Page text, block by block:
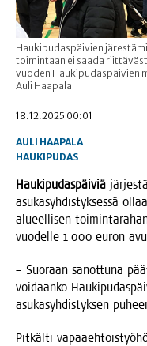
Haukipudaspäivien
toimintaan ei saada
vuoden Haukipudaspäivien
Auli Haapala
18.12.2025 00:01
AULI HAAPALA
HAUKIPUDAS
Hau­ki­pu­das­päi­viä
asu­ka­syh­dis­tyk­ses­sä
alu­eel­li­sen
vuo­del­le 1 000 euron
– Suo­raan sanot­tu­na
voi­daan­ko
asu­ka­syh­dis­tyk­sen
Pit­käl­ti